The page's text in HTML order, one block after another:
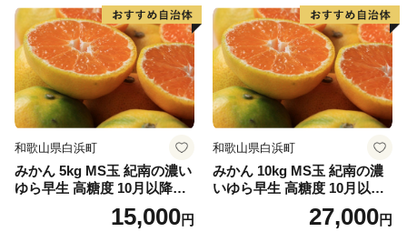
の伊勢エビ等を対象とした刺し網漁業とアワビ、トコブ
シ、海草等の採貝漁業がおこなわれ、沖合ではイサキ、
タイ等を対象とした一本釣りやイワシ等を対象とした敷
き網（棒受け網）漁業、タチウオ、フグ等を対象とした
延べ縄漁業など、農林水産業が盛んな町です。
【印南祭り】
印南町を祭り一色に染める「印南祭り」。毎年10月2
日、日高地方の秋祭りのトップを切って行われる、宇杉
八幡と山口八幡両神社の合同秋季祭礼です。
和歌山県白浜町
みかん 5kg MS玉 紀南の濃い
ゆら早生 高糖度 10月以降発
送 マルチ被覆栽培15,000円
和歌山県白浜町
みかん 10kg MS玉 紀南の濃
いゆら早生 高糖度 10月以降
発送 マルチ被覆栽培27,000円